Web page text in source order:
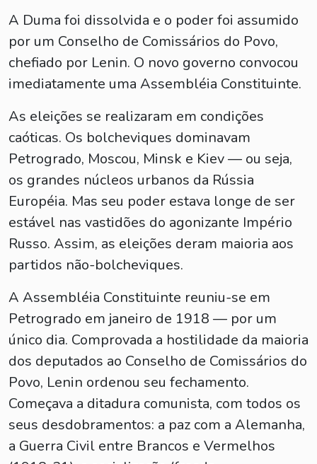
A Duma foi dissolvida e o poder foi assumido
por um Conselho de Comissários do Povo,
chefiado por Lenin. O novo governo convocou
imediatamente uma Assembléia Constituinte.
As eleições se realizaram em condições
caóticas. Os bolcheviques dominavam
Petrogrado, Moscou, Minsk e Kiev — ou seja,
os grandes núcleos urbanos da Rússia
Européia. Mas seu poder estava longe de ser
estável nas vastidões do agonizante Império
Russo. Assim, as eleições deram maioria aos
partidos não-bolcheviques.
A Assembléia Constituinte reuniu-se em
Petrogrado em janeiro de 1918 — por um
único dia. Comprovada a hostilidade da maioria
dos deputados ao Conselho de Comissários do
Povo, Lenin ordenou seu fechamento.
Começava a ditadura comunista, com todos os
seus desdobramentos: a paz com a Alemanha,
a Guerra Civil entre Brancos e Vermelhos